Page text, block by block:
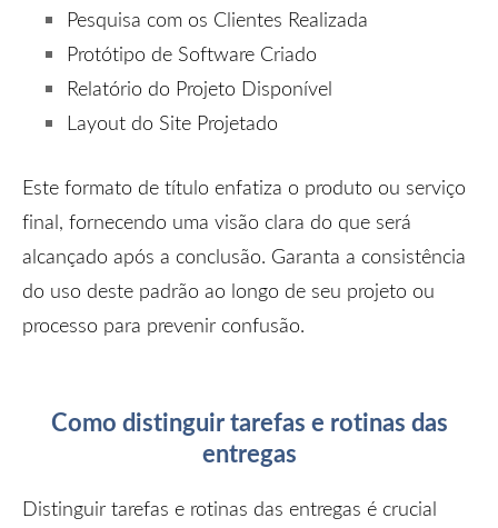
Pesquisa com os Clientes Realizada
Protótipo de Software Criado
Relatório do Projeto Disponível
Layout do Site Projetado
Este formato de título enfatiza o produto ou serviço
final, fornecendo uma visão clara do que será
alcançado após a conclusão. Garanta a consistência
do uso deste padrão ao longo de seu projeto ou
processo para prevenir confusão.
Como distinguir tarefas e rotinas das
entregas
Distinguir tarefas e rotinas das entregas é crucial